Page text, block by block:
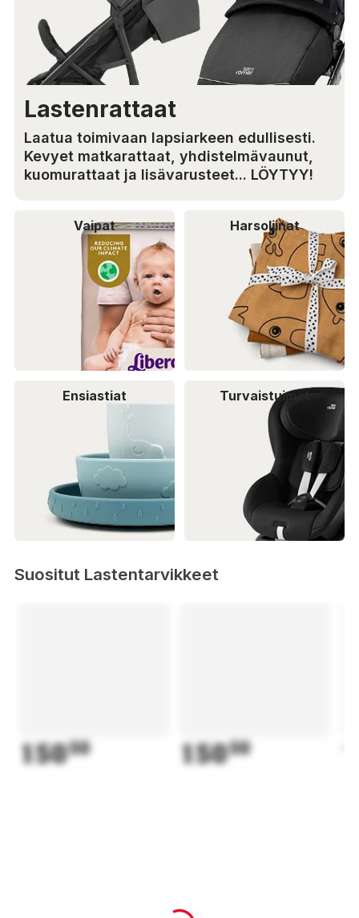
Lastenrattaat
Laatua toimivaan lapsiarkeen edullisesti.
Kevyet matkarattaat, yhdistelmävaunut,
kuomurattaat ja lisävarusteet... LÖYTYY!
Vaipat Harsoliinat
Ensiastiat Turvaistuimet
Suositut Lastentarvikkeet
15050 15050